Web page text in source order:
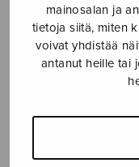
mainosalan ja
tietoja siitä, miten
voivat yhdistää
antanut heille tai
SOITINMUSIIKKI
YKSINLAULU
YLEINEN